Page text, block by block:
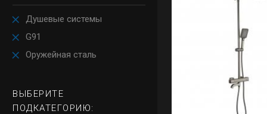
Душевые системы
G91
Оружейная сталь
ВЫБЕРИТЕ
ПОДКАТЕГОРИЮ: